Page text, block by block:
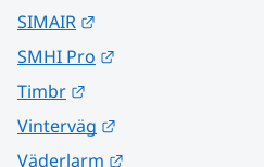
SIMAIR
SMHI Pro
Timbr
Vinterväg
Väderlarm